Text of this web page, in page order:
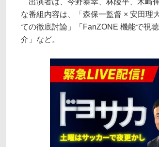
出演者は、今野泰幸、林陵平、木崎
な番組内容は、「森保一監督 × 安田理
ての徹底討論」「FanZONE 機能で視
介」など。